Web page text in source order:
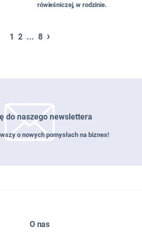
rówieśniczej, w rodzinie.
1 2 ... 8 ›
do naszego newslettera
o nowych pomysłach na biznes!
O nas